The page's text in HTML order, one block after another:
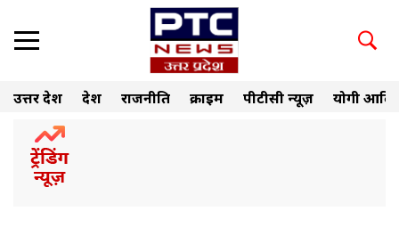
उत्तर प्रदेश देश राजनीति क्राइम पीटीसी न्यूज़ योगी